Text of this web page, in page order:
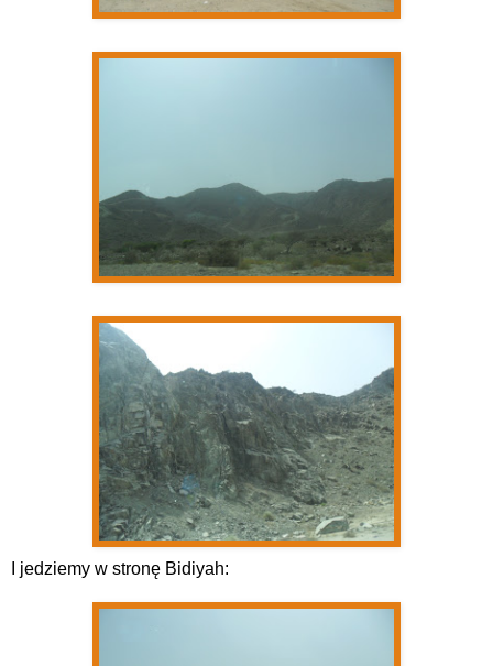
I jedziemy w stronę Bidiyah: